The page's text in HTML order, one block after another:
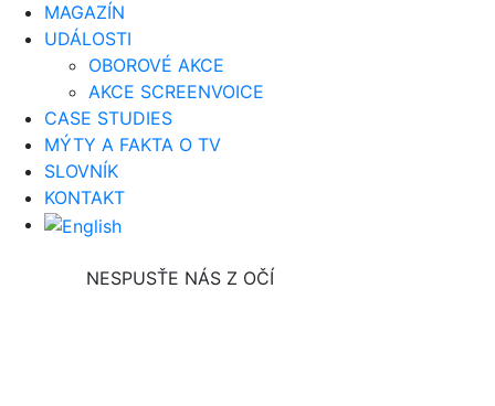
MAGAZÍN
UDÁLOSTI
OBOROVÉ AKCE
AKCE SCREENVOICE
CASE STUDIES
MÝTY A FAKTA O TV
SLOVNÍK
KONTAKT
NESPUSŤE NÁS Z OČÍ